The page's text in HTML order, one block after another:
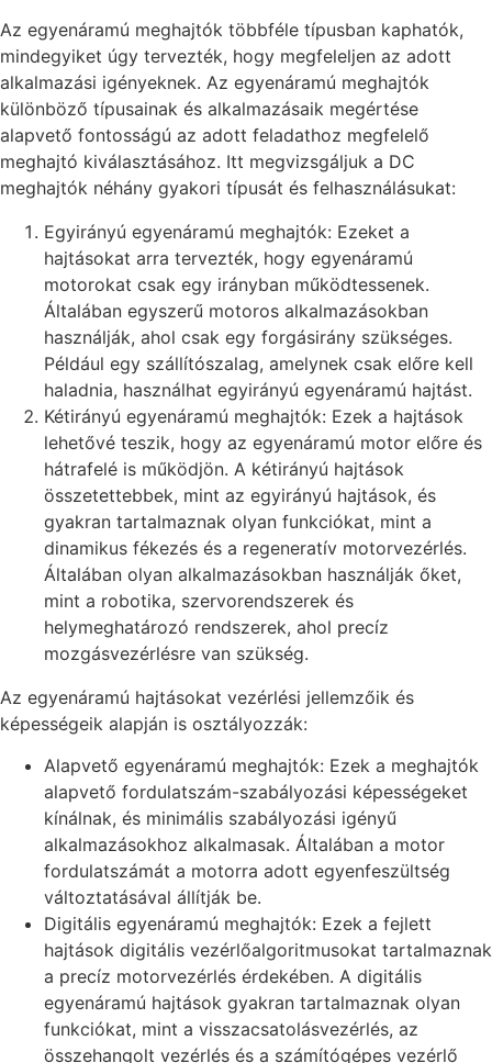
Az egyenáramú meghajtók többféle típusban kaphatók,
mindegyiket úgy tervezték, hogy megfeleljen az adott
alkalmazási igényeknek. Az egyenáramú meghajtók
különböző típusainak és alkalmazásaik megértése
alapvető fontosságú az adott feladathoz megfelelő
meghajtó kiválasztásához. Itt megvizsgáljuk a DC
meghajtók néhány gyakori típusát és felhasználásukat:
Egyirányú egyenáramú meghajtók: Ezeket a
hajtásokat arra tervezték, hogy egyenáramú
motorokat csak egy irányban működtessenek.
Általában egyszerű motoros alkalmazásokban
használják, ahol csak egy forgásirány szükséges.
Például egy szállítószalag, amelynek csak előre kell
haladnia, használhat egyirányú egyenáramú hajtást.
Kétirányú egyenáramú meghajtók: Ezek a hajtások
lehetővé teszik, hogy az egyenáramú motor előre és
hátrafelé is működjön. A kétirányú hajtások
összetettebbek, mint az egyirányú hajtások, és
gyakran tartalmaznak olyan funkciókat, mint a
dinamikus fékezés és a regeneratív motorvezérlés.
Általában olyan alkalmazásokban használják őket,
mint a robotika, szervorendszerek és
helymeghatározó rendszerek, ahol precíz
mozgásvezérlésre van szükség.
Az egyenáramú hajtásokat vezérlési jellemzőik és
képességeik alapján is osztályozzák:
Alapvető egyenáramú meghajtók: Ezek a meghajtók
alapvető fordulatszám-szabályozási képességeket
kínálnak, és minimális szabályozási igényű
alkalmazásokhoz alkalmasak. Általában a motor
fordulatszámát a motorra adott egyenfeszültség
változtatásával állítják be.
Digitális egyenáramú meghajtók: Ezek a fejlett
hajtások digitális vezérlőalgoritmusokat tartalmaznak
a precíz motorvezérlés érdekében. A digitális
egyenáramú hajtások gyakran tartalmaznak olyan
funkciókat, mint a visszacsatolásvezérlés, az
összehangolt vezérlés és a számítógépes vezérlő